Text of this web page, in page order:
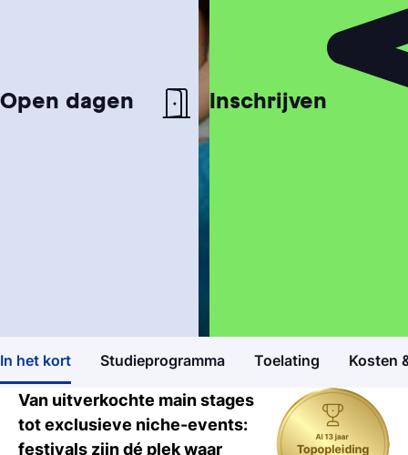
Open dagen Inschrijven
In het kort Studieprogramma Toelating Kosten
Open dagen
Ontdek Tio's opleidingen op de open dag
Meelopen/Proefstuderen
Van uitverkochte main stages
tot exclusieve niche-events:
festivals zijn dé plek waar